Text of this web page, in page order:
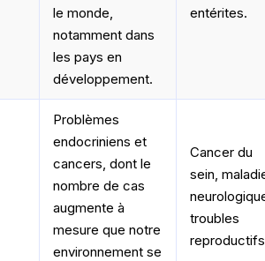
le monde,
notamment dans
les pays en
développement.
entérites.
Problèmes
endocriniens et
cancers, dont le
nombre de cas
augmente à
mesure que notre
environnement se
Cancer du
sein,
troubles